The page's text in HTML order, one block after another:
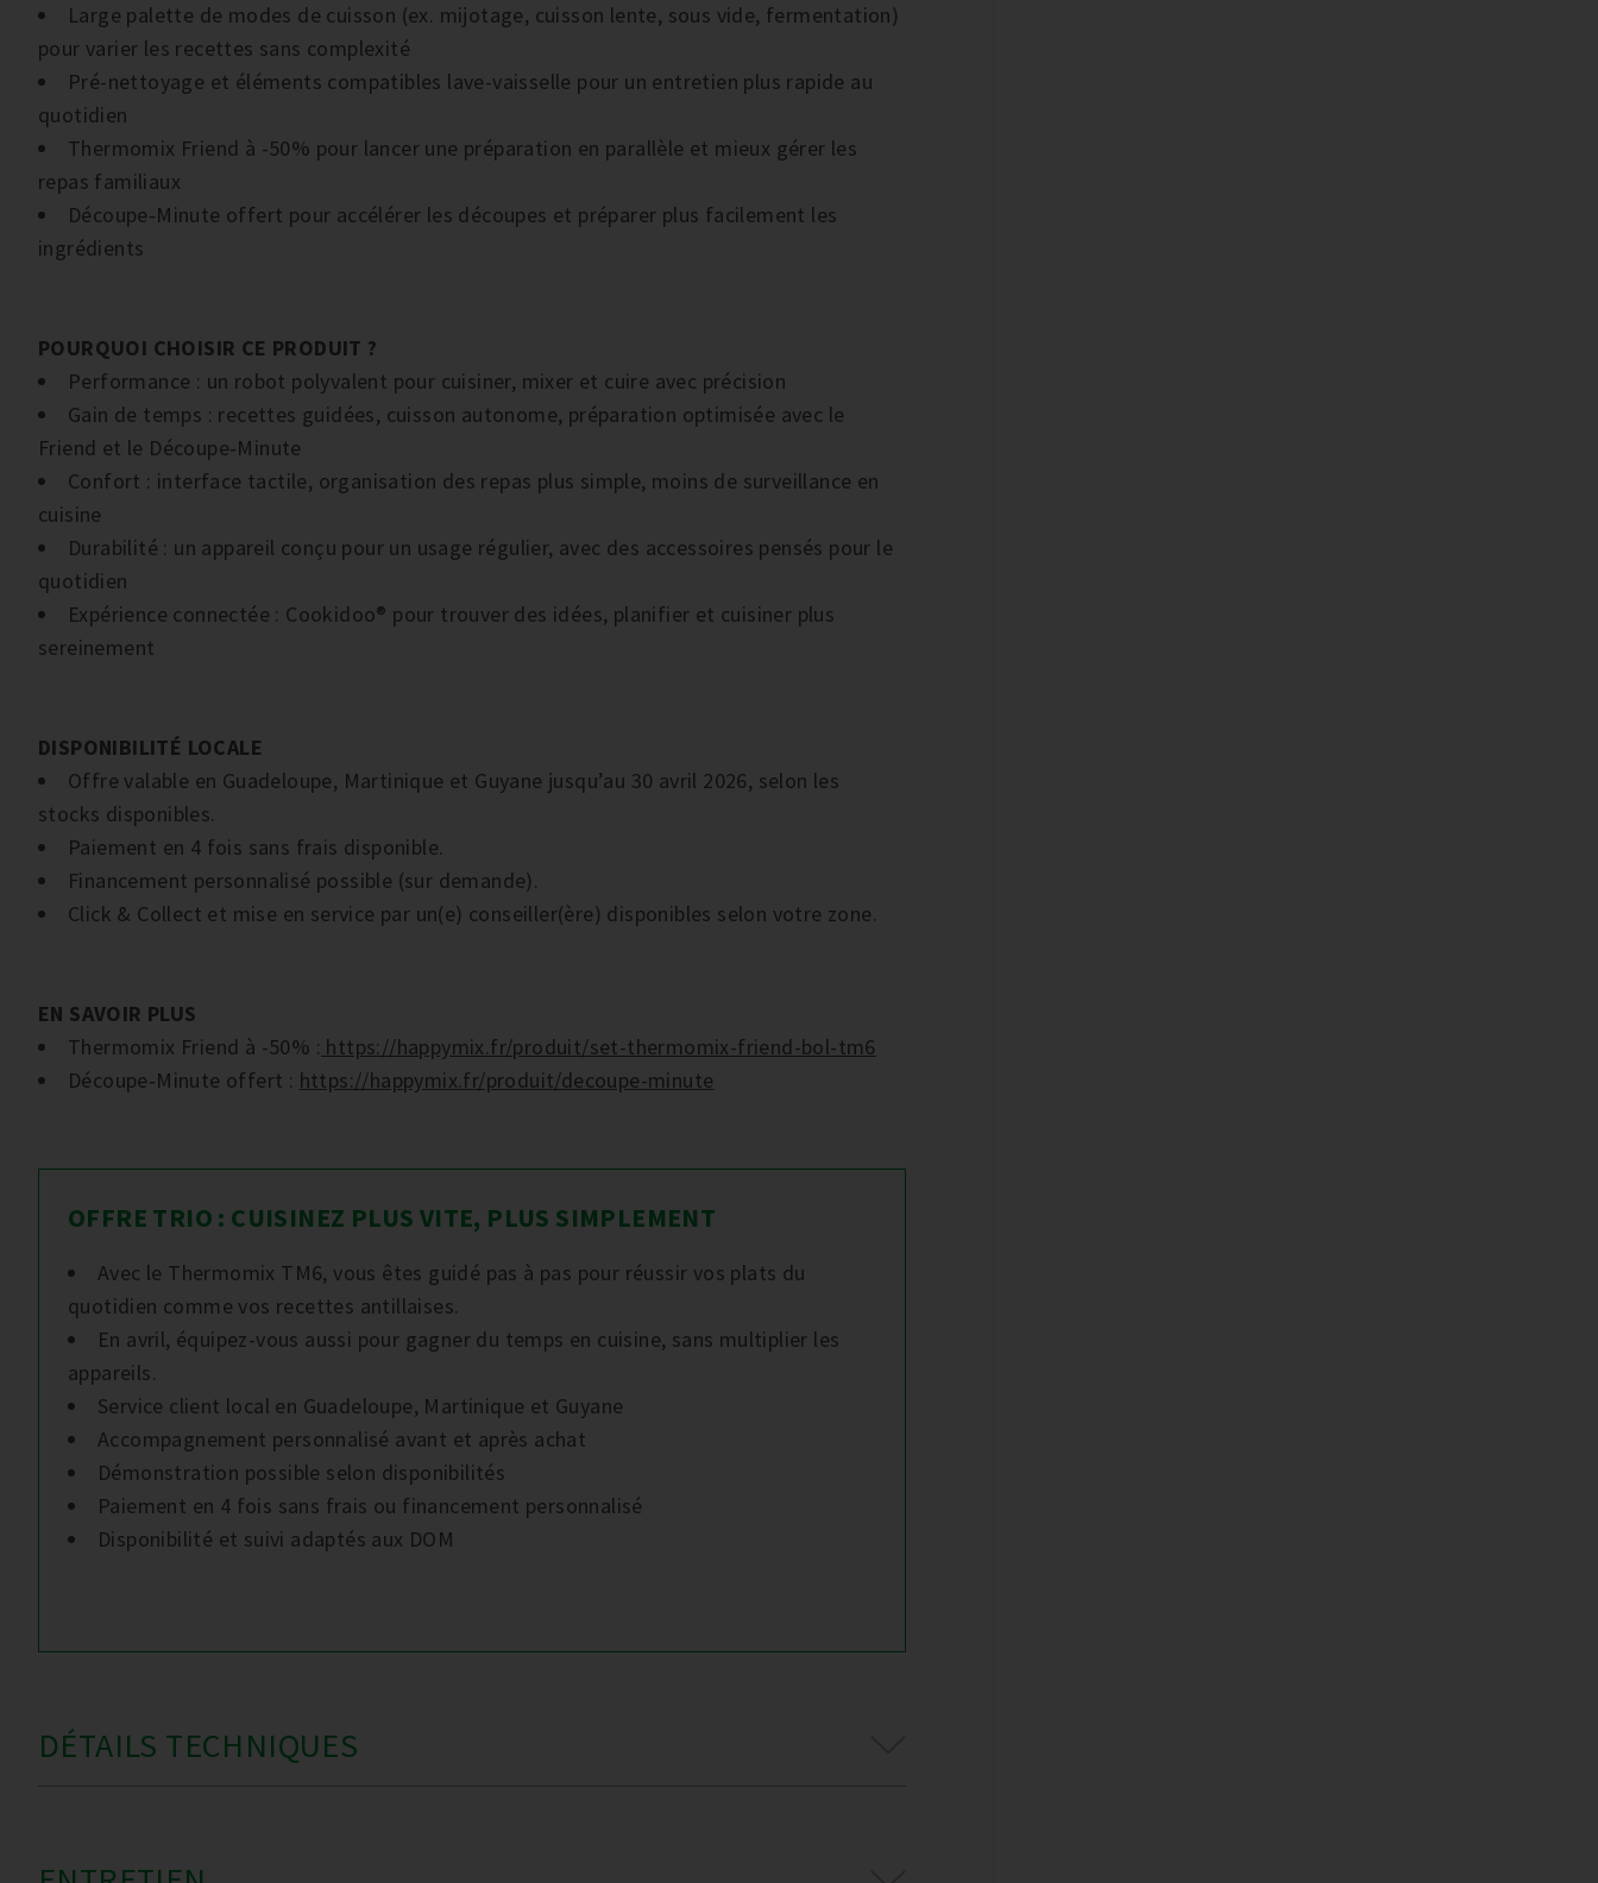
Large palette de modes de cuisson (ex. mijotage, cuisson lente, sous vide, fermentation)
pour varier les recettes sans complexité
Pré-nettoyage et éléments compatibles lave-vaisselle pour un entretien plus rapide au
quotidien
Thermomix Friend à -50% pour lancer une préparation en parallèle et mieux gérer les
repas familiaux
Découpe‑Minute offert pour accélérer les découpes et préparer plus facilement les
ingrédients
POURQUOI CHOISIR CE PRODUIT ?
Performance : un robot polyvalent pour cuisiner, mixer et cuire avec précision
Gain de temps : recettes guidées, cuisson autonome, préparation optimisée avec le
Friend et le Découpe‑Minute
Confort : interface tactile, organisation des repas plus simple, moins de surveillance en
cuisine
Durabilité : un appareil conçu pour un usage régulier, avec des accessoires pensés pour le
quotidien
Expérience connectée : Cookidoo® pour trouver des idées, planifier et cuisiner plus
sereinement
DISPONIBILITÉ LOCALE
Offre valable en Guadeloupe, Martinique et Guyane jusqu’au 30 avril 2026, selon les
stocks disponibles.
Paiement en 4 fois sans frais disponible.
Financement personnalisé possible (sur demande).
Click & Collect et mise en service par un(e) conseiller(ère) disponibles selon votre zone.
EN SAVOIR PLUS
Thermomix Friend à -50% : https://happymix.fr/produit/set-thermomix-friend-bol-tm6
Découpe‑Minute offert : https://happymix.fr/produit/decoupe-minute
OFFRE TRIO : CUISINEZ PLUS VITE, PLUS SIMPLEMENT
Avec le Thermomix TM6, vous êtes guidé pas à pas pour réussir vos plats du
quotidien comme vos recettes antillaises.
En avril, équipez-vous aussi pour gagner du temps en cuisine, sans multiplier les
appareils.
Service client local en Guadeloupe, Martinique et Guyane
Accompagnement personnalisé avant et après achat
Démonstration possible selon disponibilités
Paiement en 4 fois sans frais ou financement personnalisé
Disponibilité et suivi adaptés aux DOM
DÉTAILS TECHNIQUES